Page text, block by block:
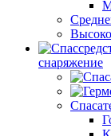
снаряжение